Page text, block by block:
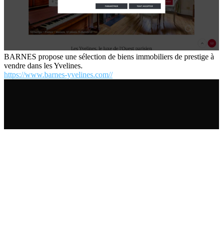
BARNES propose une sélection de biens immobiliers de prestige à
vendre dans les Yvelines.
https://www.barnes-yvelines.com//